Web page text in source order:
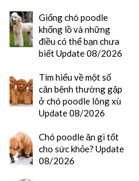
Giống chó poodle
khổng lồ và những
điều có thể bạn chưa
biết Update 08/2026
Tìm hiểu về một số
căn bệnh thường gặp
ở chó poodle lông xù
Update 08/2026
Chó poodle ăn gì tốt
cho sức khỏe? Update
08/2026